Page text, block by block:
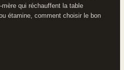
qui réchauffent la table
étamine, comment choisir le bon